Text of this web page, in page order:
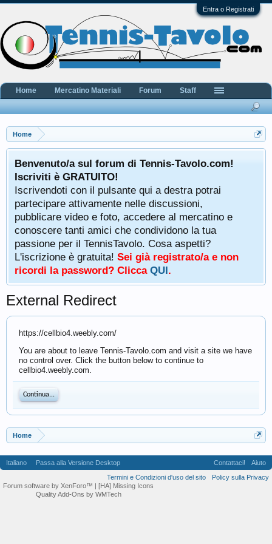
Entra o Registrati
Home
Benvenuto/a sul forum di Tennis-Tavolo.com!
Iscriviti è GRATUITO!
Iscrivendoti con il pulsante qui a destra potrai
partecipare attivamente nelle discussioni,
pubblicare video e foto, accedere al mercatino e
conoscere tanti amici che condividono la tua
passione per il TennisTavolo. Cosa aspetti?
L'iscrizione è gratuita! Sei già registrato/a e non
ricordi la password? Clicca QUI.
External Redirect
https://cellbio4.weebly.com/
You are about to leave Tennis-Tavolo.com and visit a site we have
no control over. Click the button below to continue to
cellbio4.weebly.com.
Continua...
Home
Home Mercatino Materiali Forum Staff
Italiano Passa alla Versione Desktop Contattaci!
Aiuto
Termini e Condizioni d'uso del sito
Policy sulla Privacy
Forum software by XenForo™ | [HA] Missing Icons
Quality Add-Ons by WMTech